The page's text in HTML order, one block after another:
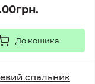
До кошика
спальник